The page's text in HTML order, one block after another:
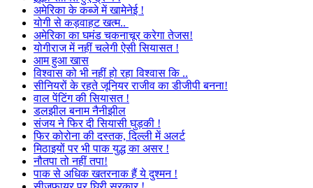
अमेरिका के कब्जे में खामेनेई !
योगी से कड़वाहट खत्म..
अमेरिका का घमंड चकनाचूर करेगा तेजस!
योगीराज में नहीं चलेगी ऐसी सियासत !
आम हुआ खास
विश्वास को भी नहीं हो रहा विश्वास कि ..
सीनियरों के रहते जूनियर राजीव का डीजीपी बनना!
वाल पेंटिंग की सियासत !
डलझील बनाम नैनीझील
संजय ने फिर दी सियासी घुड़की !
फिर कोरोना की दस्तक, दिल्ली में अलर्ट
मिठाइयों पर भी पाक युद्ध का असर !
नौतपा तो नहीं तपा!
पाक से अधिक खतरनाक हैं ये दुश्मन !